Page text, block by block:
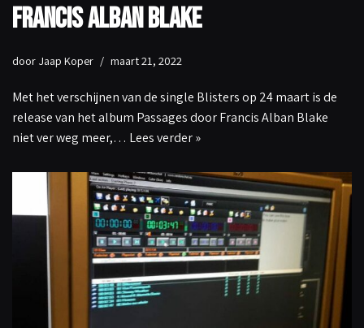
Francis Alban Blake
door Jaap Koper maart 21, 2022
Met het verschijnen van de single Blisters op 24 maart is de
release van het album Passages door Francis Alban Blake
niet ver weg meer,… Lees verder »